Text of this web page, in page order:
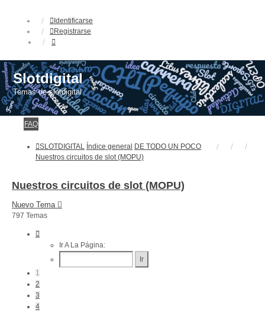
Identificarse
Registrarse
Slotdigital
Temas de slotdigital
FAQ
SLOTDIGITAL Índice general DE TODO UN POCO
Nuestros circuitos de slot (MOPU)
Nuestros circuitos de slot (MOPU)
Nuevo Tema
797 Temas
Ir A La Página:
1
2
3
4